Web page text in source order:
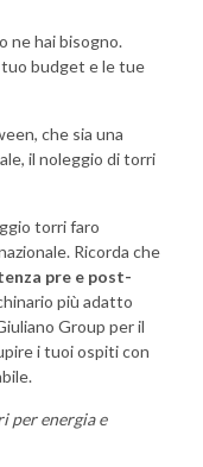
ne hai bisogno.
budget e le tue
che sia una
il noleggio di torri
torri faro
Ricorda che
pre e post-
più adatto
Group per il
i tuoi ospiti con
per energia e